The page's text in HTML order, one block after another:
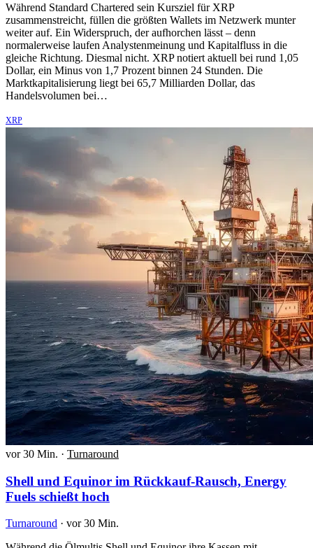
Während Standard Chartered sein Kursziel für XRP
zusammenstreicht, füllen die größten Wallets im Netzwerk munter
weiter auf. Ein Widerspruch, der aufhorchen lässt – denn
normalerweise laufen Analystenmeinung und Kapitalfluss in die
gleiche Richtung. Diesmal nicht. XRP notiert aktuell bei rund 1,05
Dollar, ein Minus von 1,7 Prozent binnen 24 Stunden. Die
Marktkapitalisierung liegt bei 65,7 Milliarden Dollar, das
Handelsvolumen bei…
XRP
vor 30 Min. · Turnaround
Shell und Equinor im Rückkauf-Rausch, Energy
Fuels schießt hoch
Turnaround · vor 30 Min.